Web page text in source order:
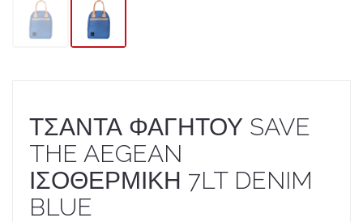
ΤΣΑΝΤΑ ΦΑΓΗΤΟΥ SAVE
THE AEGEAN
ΙΣΟΘΕΡΜΙΚΗ 7LT DENIM
BLUE